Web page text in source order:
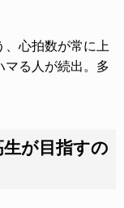
、心拍数が常に上
マる人が続出。多
が目指すの